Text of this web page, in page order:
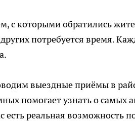
с которыми обратились
потребуется время.
выездные приёмы в
помогает узнать о самых
есть реальная возможность